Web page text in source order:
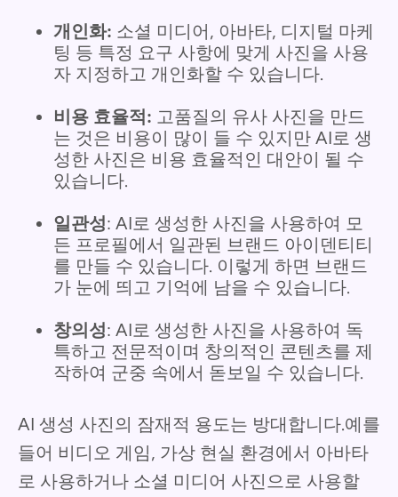
개인화: 소셜 미디어, 아바타, 디지털 마케
팅 등 특정 요구 사항에 맞게 사진을 사용
자 지정하고 개인화할 수 있습니다.
비용 효율적: 고품질의 유사 사진을 만드
는 것은 비용이 많이 들 수 있지만 AI로 생
성한 사진은 비용 효율적인 대안이 될 수
있습니다.
일관성: AI로 생성한 사진을 사용하여 모
든 프로필에서 일관된 브랜드 아이덴티티
를 만들 수 있습니다. 이렇게 하면 브랜드
가 눈에 띄고 기억에 남을 수 있습니다.
창의성: AI로 생성한 사진을 사용하여 독
특하고 전문적이며 창의적인 콘텐츠를 제
작하여 군중 속에서 돋보일 수 있습니다.
AI 생성 사진의 잠재적 용도는 방대합니다.예를
들어 비디오 게임, 가상 현실 환경에서 아바타
로 사용하거나 소셜 미디어 사진으로 사용할